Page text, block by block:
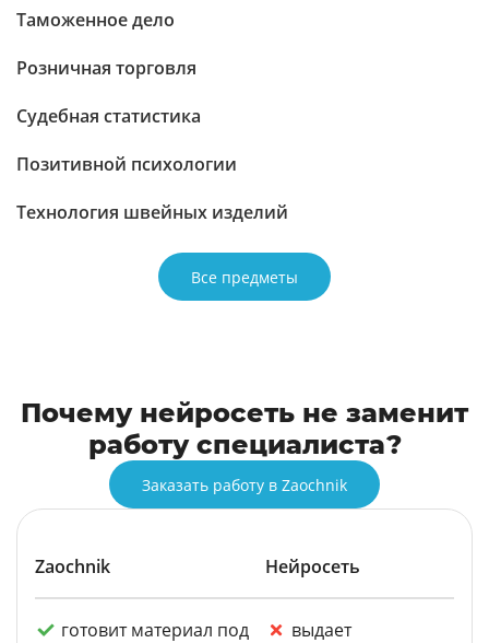
Таможенное дело
Розничная торговля
Судебная статистика
Позитивной психологии
Технология швейных изделий
Все предметы
Почему нейросеть не заменит
работу специалиста?
Заказать работу в Zaochnik
Zaochnik Нейросеть
готовит материал под
выдает